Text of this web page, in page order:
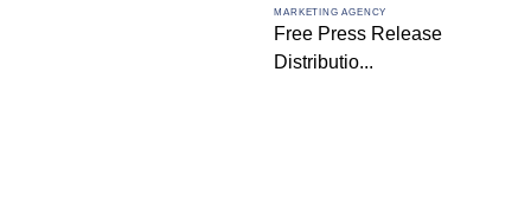
MARKETING AGENCY
Free Press Release
Distributio...